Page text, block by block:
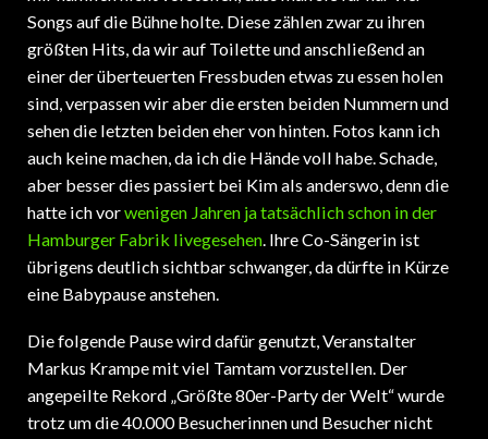
Songs auf die Bühne holte. Diese zählen zwar zu ihren
größten Hits, da wir auf Toilette und anschließend an
einer der überteuerten Fressbuden etwas zu essen holen
sind, verpassen wir aber die ersten beiden Nummern und
sehen die letzten beiden eher von hinten. Fotos kann ich
auch keine machen, da ich die Hände voll habe. Schade,
aber besser dies passiert bei Kim als anderswo, denn die
hatte ich vorwenigen Jahren ja tatsächlich schon in der
Hamburger Fabrik livegesehen . Ihre Co-Sängerin ist
übrigens deutlich sichtbar schwanger, da dürfte in Kürze
eine Babypause anstehen.
Die folgende Pause wird dafür genutzt, Veranstalter
Markus Krampe mit viel Tamtam vorzustellen. Der
angepeilte Rekord „Größte 80er-Party der Welt“ wurde
trotz um die 40.000 Besucherinnen und Besucher nicht